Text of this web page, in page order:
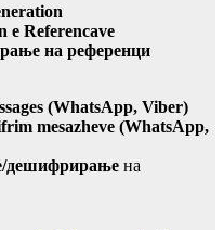
e Referencave
на референци
(WhatsApp, Viber)
mesazheve (WhatsApp,
дешифрирање на